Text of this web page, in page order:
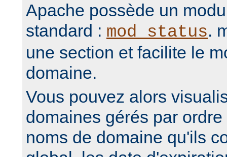
Apache possède un
standard : mod_status.
une section et facilite le
domaine.
Vous pouvez alors
domaines gérés par
noms de domaine qu'ils